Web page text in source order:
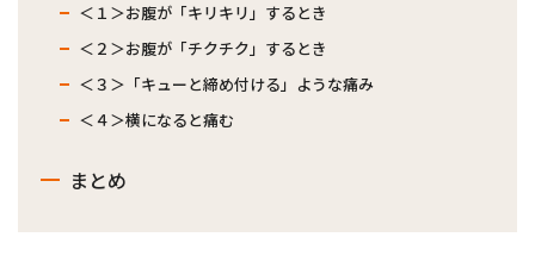
＜１＞お腹が「キリキリ」するとき
＜２＞お腹が「チクチク」するとき
＜３＞「キューと締め付ける」ような痛み
＜４＞横になると痛む
まとめ